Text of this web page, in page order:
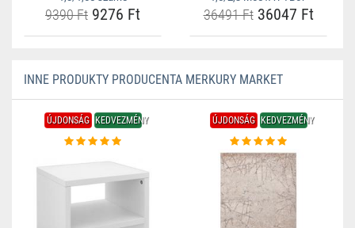
9390 Ft 9276 Ft 36491 Ft36047 Ft
INNE PRODUKTY PRODUCENTA MERKURY MARKET
ÚJDONSÁG KEDVEZMÉNY ÚJDONSÁG KEDVEZMÉNY